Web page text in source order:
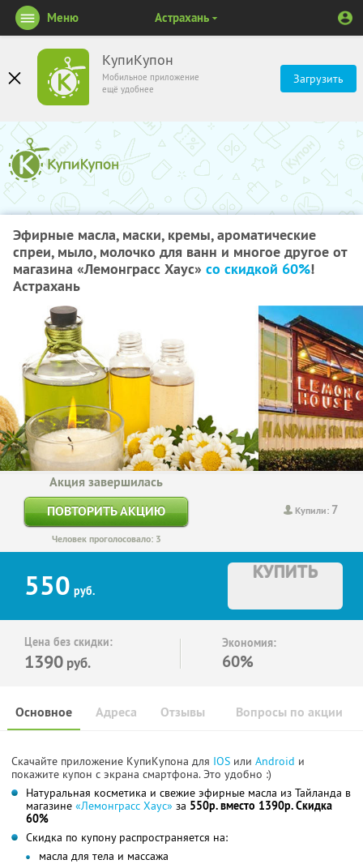
КупиКупон
Мобильное приложение
ещё удобнее
Загрузить
Меню Астрахань
Эфирные масла, маски, кремы, ароматические
спреи, мыло, молочко для ванн и многое другое от
магазина «Лемонграсс Хаус» со скидкой 60%!
Астрахань
Купили: 7
Акция завершилась
ПОВТОРИТЬ АКЦИЮ
Человек проголосовало: 3
550 руб.
КУПИТЬ
Цена без скидки:
1390 руб.
Экономия:
60%
Основное Отзывы Вопросы по акции
Адреса
Скачайте приложение КупиКупона для IOS или Android и
покажите купон с экрана смартфона. Это удобно :)
Натуральная косметика и свежие эфирные масла из Тайланда в
магазине «Лемонграсс Хаус» за 550р. вместо 1390р. Скидка
60%
Скидка по купону распространяется на:
масла для тела и массажа